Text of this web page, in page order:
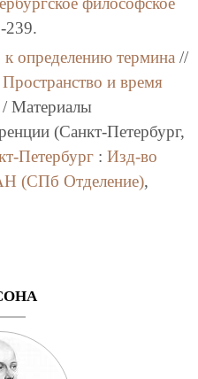
239.
определению термина //
и время
/ Материалы
(Санкт-Петербург,
Петербург: Изд-во
(СПб Отделение),